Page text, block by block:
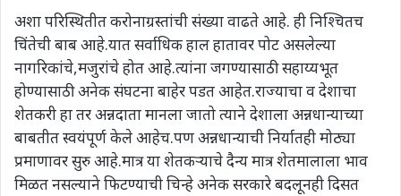
अशा परिस्थितीत करोनाग्रस्तांची संख्या वाढते आहे. ही निश्चितच
चिंतेची बाब आहे.यात सर्वाधिक हाल हातावर पोट असलेल्या
नागरिकांचे,मजुरांचे होत आहे.त्यांना जगण्यासाठी सहाय्यभूत
होण्यासाठी अनेक संघटना बाहेर पडत आहेत.राज्याचा व देशाचा
शेतकरी हा तर अन्नदाता मानला जातो त्याने देशाला अन्नधान्याच्या
बाबतीत स्वयंपूर्ण केले आहेच.पण अन्नधान्याची निर्यातही मोठ्या
प्रमाणावर सुरु आहे.मात्र या शेतकऱ्याचे दैन्य मात्र शेतमालाला भाव
मिळत नसल्याने फिटण्याची चिन्हे अनेक सरकारे बदलूनही दिसत